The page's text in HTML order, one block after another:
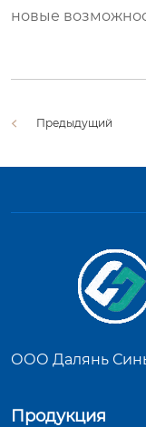
новые
Предыдущий
ООО Далянь
Продукция